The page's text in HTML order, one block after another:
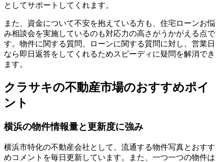
としてサポート してくれます。
また、資金について不安を抱えている方も、住宅ローンお悩
み相談会を実施しているのも対応力の高さがうかがえる点で
す。物件に関する質問、ローンに関する質問に対し、営業日
なら即日返答をしてくれるためスピーディに疑問を解消でき
ます。
クラサキの不動産市場のおすすめポイ
ント
横浜の物件情報量と更新度に強み
横浜市特化の不動産会社として、 流通する物件写真とおすす
めコメントを毎日更新しています。また、一つ一つの物件は